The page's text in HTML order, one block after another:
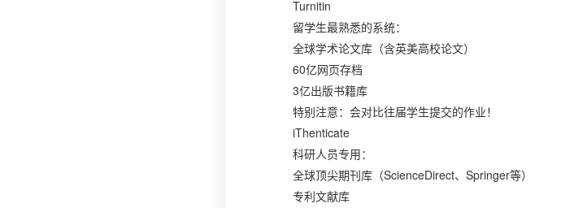
Turnitin
留学生最熟悉的系统：
全球学术论文库（含英美高校论文）
60亿网页存档
3亿出版书籍库
特别注意：会对比往届学生提交的作业！
iThenticate
科研人员专用：
全球顶尖期刊库（ScienceDirect、Springer等）
专利文献库